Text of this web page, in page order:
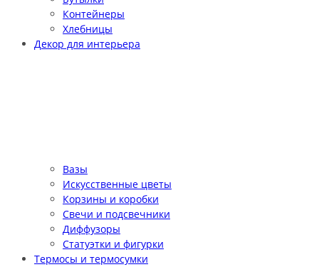
Контейнеры
Хлебницы
Декор для интерьера
Вазы
Искусственные цветы
Корзины и коробки
Свечи и подсвечники
Диффузоры
Статуэтки и фигурки
Термосы и термосумки